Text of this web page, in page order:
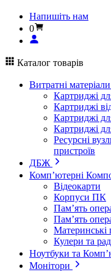
Напишіть нам
0
Каталог товарів
Витратні матеріали
Картриджі
Картриджі
Картриджі
Картриджі
Ресурсні
пристроїв
ДБЖ
Комп’ютерні
Відеокарти
Корпуси ПК
Пам’ять
Пам’ять
Материнські
Кулери та
Ноутбуки та
Монітори